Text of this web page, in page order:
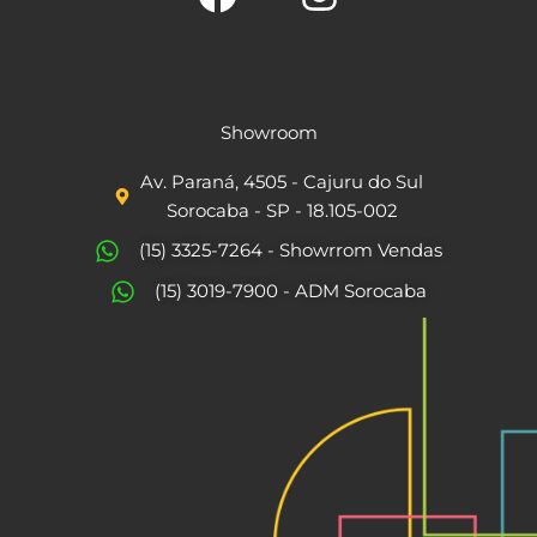
c
e
b
o
o
t
a
g
r
Showroom
Av. Paraná, 4505 - Cajuru do Sul
Sorocaba - SP - 18.105-002
(15) 3325-7264 - Showrrom Vendas
(15) 3019-7900 - ADM Sorocaba